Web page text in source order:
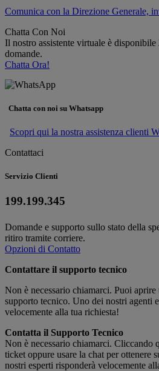
Comunica con la Direzione Generale,
Chatta Con Noi
Il nostro assistente virtuale è
domande.
Chatta Ora!
Chatta con noi su Whatsapp
Scopri qui la nostra assistenza clienti
Contattaci
Servizio Clienti
199.199.345
Domande e supporto sullo stato della
ritiro tramite corriere.
Opzioni di Contatto
Contattare il supporto tecnico
Non è necessario chiamarci. Puoi
supporto tecnico. Uno dei nostri agenti
velocemente alla tua richiesta!
Contatta il Supporto Tecnico
Non è necessario chiamarci. Cliccando
ticket oppure usare la chat per ottenere
nostri esperti risponderà velocemente